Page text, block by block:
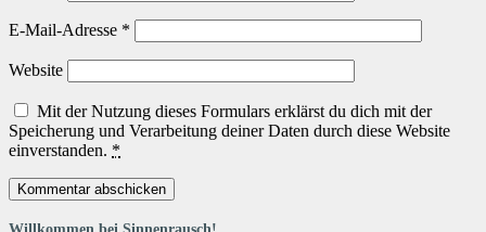
E-Mail-Adresse *
Website
Mit der Nutzung dieses Formulars erklärst du dich mit der
Speicherung und Verarbeitung deiner Daten durch diese Website
einverstanden. *